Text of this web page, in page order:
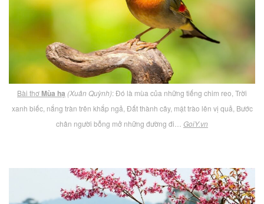
Bài thơ Mùa hạ (Xuân Quỳnh): Đó là mùa của những tiếng chim reo, Trời
xanh biếc, nắng tràn trên khắp ngả, Đất thành cây, mật trào lên vị quả, Bước
chân người bỗng mở những đường đi… GoiY.vn